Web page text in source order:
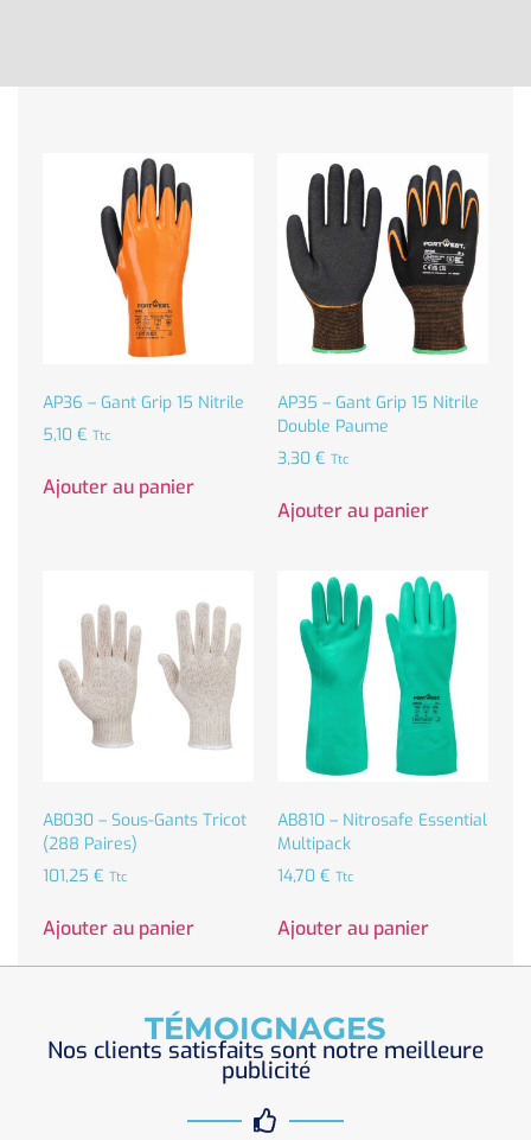
AP36 – Gant Grip 15 Nitrile
5,10 € Ttc
Ajouter au panier
AP35 – Gant Grip 15 Nitrile
Double Paume
3,30 € Ttc
Ajouter au panier
AB030 – Sous-Gants Tricot
(288 Paires)
101,25 € Ttc
Ajouter au panier
AB810 – Nitrosafe Essential
Multipack
14,70 € Ttc
Ajouter au panier
TÉMOIGNAGES
Nos clients satisfaits sont notre meilleure
publicité